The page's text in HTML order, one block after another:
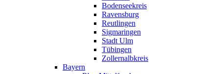
Bodenseekreis
Ravensburg
Reutlingen
Sigmaringen
Stadt Ulm
Tübingen
Zollernalbkreis
Bayern